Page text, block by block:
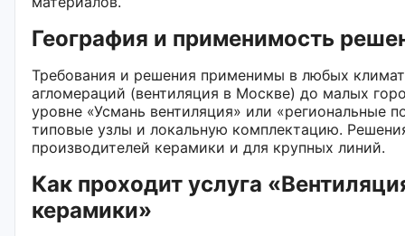
География и применимость
Требования и решения применимы в любых
агломераций (вентиляция в Москве) до малых
уровне «Усмань вентиляция» или «региональные
типовые узлы и локальную комплектацию.
производителей керамики и для крупных линий.
Как проходит услуга
керамики»